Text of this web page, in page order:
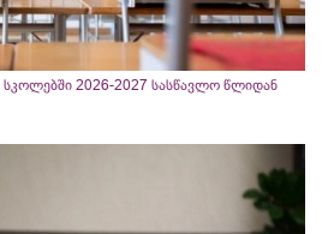
2026-2027 სასწავლო წლიდან